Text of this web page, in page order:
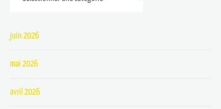
juin 2026
mai 2026
avril 2026